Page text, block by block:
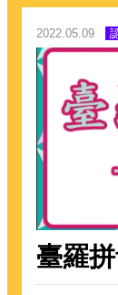
2022.05.09
臺羅